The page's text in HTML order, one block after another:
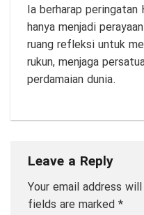
Ia berharap
hanya menjadi
ruang refleksi untuk
rukun, menjaga
perdamaian dunia.
Leave a Reply
Your email address
fields are marked *